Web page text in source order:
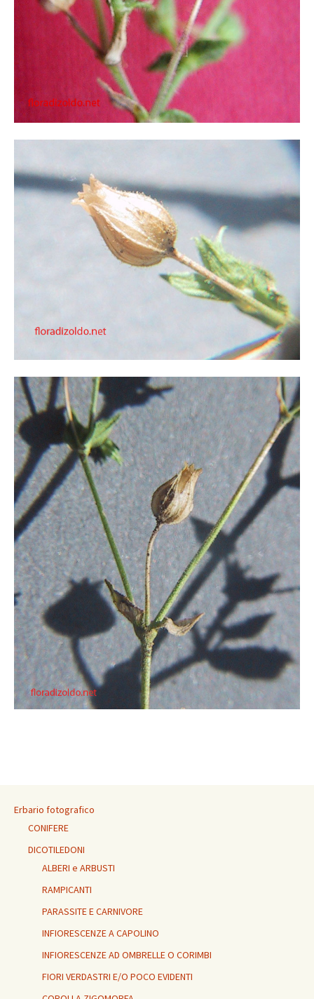
Erbario fotografico
CONIFERE
DICOTILEDONI
ALBERI e ARBUSTI
RAMPICANTI
PARASSITE E CARNIVORE
INFIORESCENZE A CAPOLINO
INFIORESCENZE AD OMBRELLE O CORIMBI
FIORI VERDASTRI E/O POCO EVIDENTI